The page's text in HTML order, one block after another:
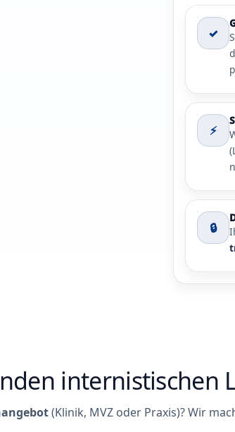
✓
⚡
🔒
internistischen
(Klinik, MVZ oder Praxis)? Wir